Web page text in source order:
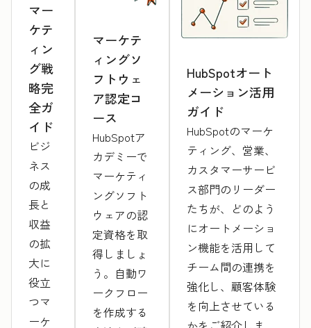
マー
ケテ
ィン
グ戦
略完
全ガ
イド
ビジ
ネス
の成
長と
収益
の拡
大に
役立
つマ
ーケ
マーケテ
ィングソ
フトウェ
ア認定コ
ース
HubSpotア
カデミーで
マーケティ
ングソフト
ウェアの認
定資格を取
得しましょ
う。自動ワ
ークフロー
を作成する
HubSpotオート
メーション活用
ガイド
HubSpotのマーケ
ティング、営業、
カスタマーサービ
ス部門のリーダー
たちが、どのよう
にオートメーショ
ン機能を活用して
チーム間の連携を
強化し、顧客体験
を向上させている